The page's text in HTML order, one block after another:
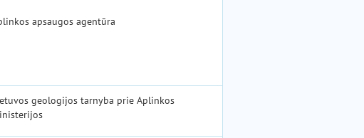
apsaugos agentūra
geologijos tarnyba prie Aplinkos